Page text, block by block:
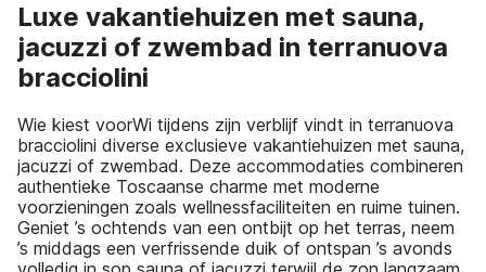
Luxe vakantiehuizen met sauna,
jacuzzi of zwembad in terranuova
bracciolini
Wie kiest voorWi tijdens zijn verblijf vindt in terranuova
bracciolini diverse exclusieve vakantiehuizen met sauna,
jacuzzi of zwembad. Deze accommodaties combineren
authentieke Toscaanse charme met moderne
voorzieningen zoals wellnessfaciliteiten en ruime tuinen.
Geniet ’s ochtends van een ontbijt op het terras, neem
’s middags een verfrissende duik of ontspan ’s avonds